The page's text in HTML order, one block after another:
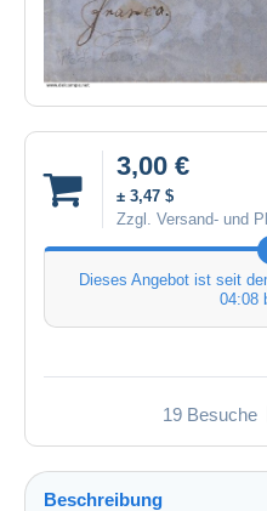
3,00 €
± 3,47 $
Zzgl. Versand- und
Dieses Angebot ist seit
04:08
19 Besuche
Beschreibung